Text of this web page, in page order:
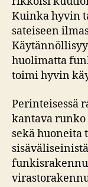
Kuinka hyvin
sateiseen
huolimatta
toimi hyvin
Perinteisessä
kantava
sekä huoneita